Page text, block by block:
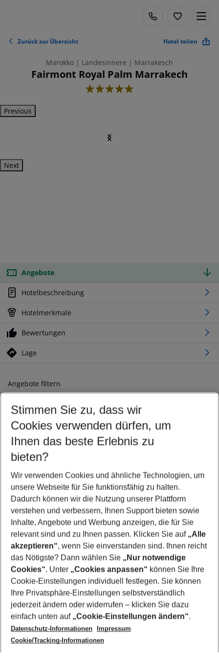
Zurück zur Übersicht Hotel teilen
Marokko | Landesinnere | Marrakesch
Fairmont Royal Palm Marrakech
5
Previous
Next
Angebote
Hotelbeschreibung
Hotelmerkmale
Bewertungen
Lage
Angebote filtern
Ändern Sie Ihre Kriterien nach Ihren Wünschen
Abflughafen wählen
Beliebiger Abflughafen
Reisezeitraum wählen
09.08.26– 07.08.27 5-8 Nächte
2 Erwachsene Keine Kinder
Mehr Filter anzeigen
Footer
Footer navigation
Über uns
AGB
Cookie-Einstellungen ändern
Cookie-Richtlinie
Datenschutz
Service & Hilfe
Barrierefreies Reisen
Check-in
Folgen Sie uns
Stimmen Sie zu, dass wir
Cookies verwenden dürfen, um
Ihnen das beste Erlebnis zu
bieten?
Wir verwenden Cookies und ähnliche Technologien, um
unsere Webseite für Sie funktionsfähig zu halten.
Dadurch können wir die Nutzung unserer Plattform
verstehen und verbessern, Ihnen Support bieten sowie
Inhalte, Angebote und Werbung anzeigen, die für Sie
relevant sind und zu Ihnen passen. Klicken Sie auf „Alle
akzeptieren“, wenn Sie einverstanden sind. Ihnen reicht
das Nötigste? Dann wählen Sie „Nur notwendige
Cookies“. Unter „Cookies anpassen“ können Sie Ihre
Cookie-Einstellungen individuell festlegen. Sie können
Ihre Privatsphäre-Einstellungen selbstverständlich
jederzeit ändern oder widerrufen – klicken Sie dazu
einfach unten auf „Cookie-Einstellungen ändern“.
Datenschutz-Informationen
Impressum
Cookie/Tracking-Informationen